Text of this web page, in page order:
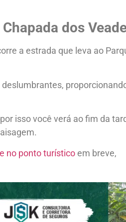
dos
a estrada que leva ao
isso você verá ao fim da
no ponto turístico em breve,